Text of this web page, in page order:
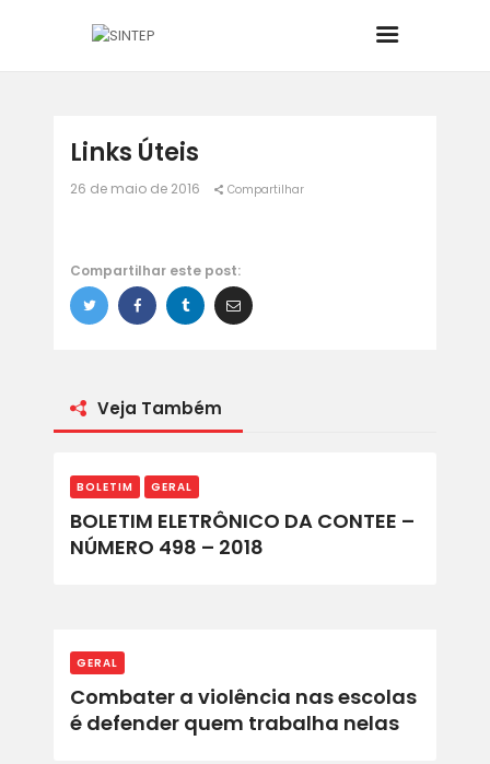
O SINDICATO
JURÍDICO
BOLETINS
CONVÊNIOS
ACORDOS E CONVENÇÕES
FALE CONOSCO
Links Úteis
26 de maio de 2016 Compartilhar
Compartilhar este post:
Veja Também
BOLETIM GERAL
BOLETIM ELETRÔNICO DA CONTEE –
NÚMERO 498 – 2018
GERAL
Combater a violência nas escolas
é defender quem trabalha nelas